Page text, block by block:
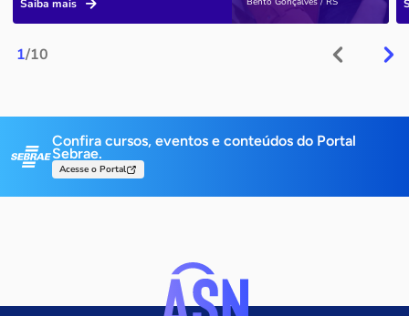
1/10
Saiba mais
Confira cursos, eventos e conteúdos do Portal
Sebrae.
Acesse o Portal